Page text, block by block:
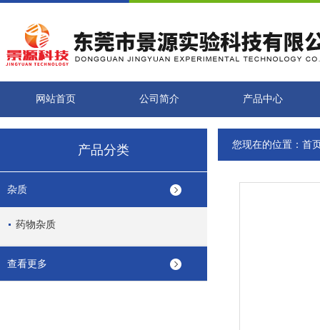
网站首页 公司简介 产品中心
产品分类
杂质
药物杂质
查看更多
您现在的位置： 首